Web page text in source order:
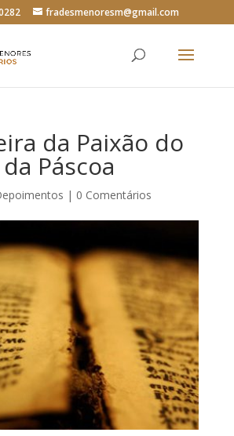
fradesmenoresm@gmail.com
da Paixão do
Páscoa
| 0 Comentários